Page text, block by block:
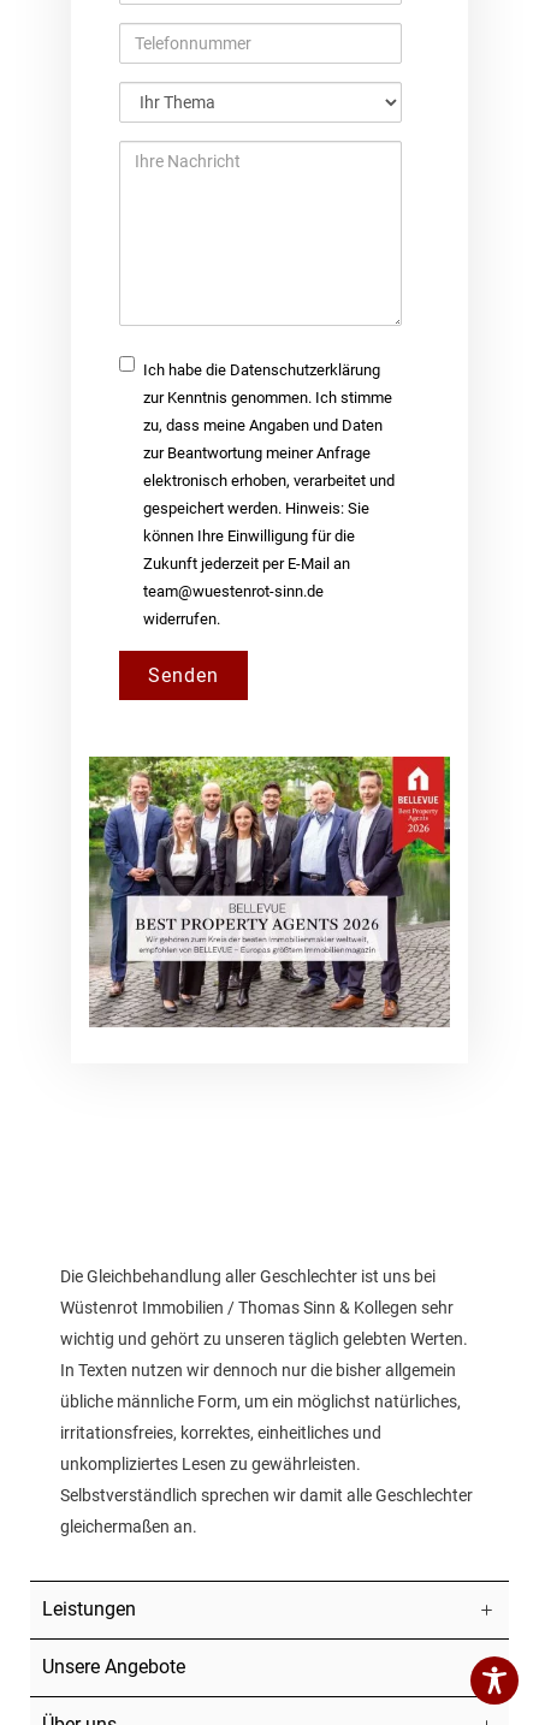
Telefonnummer
Ihr
Thema
Ihre
Checkbox
Ich habe die Datenschutzerklärung
zur Kenntnis genommen. Ich stimme
zu, dass meine Angaben und Daten
zur Beantwortung meiner Anfrage
elektronisch erhoben, verarbeitet und
gespeichert werden. Hinweis: Sie
können Ihre Einwilligung für die
Zukunft jederzeit per E-Mail an
team@wuestenrot-sinn.de
widerrufen.
Die Gleichbehandlung aller Geschlechter ist uns bei
Wüstenrot Immobilien / Thomas Sinn & Kollegen sehr
wichtig und gehört zu unseren täglich gelebten Werten.
In Texten nutzen wir dennoch nur die bisher allgemein
übliche männliche Form, um ein möglichst natürliches,
irritationsfreies, korrektes, einheitliches und
unkompliziertes Lesen zu gewährleisten.
Selbstverständlich sprechen wir damit alle Geschlechter
gleichermaßen an.
Leistungen
Unsere Angebote